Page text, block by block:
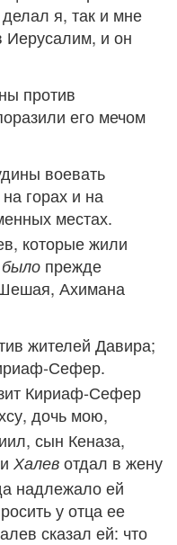
я, так и мне
Иерусалим, и он
против
его мечом
воевать
горах и на
местах.
которые жили
было прежде
Ахимана
жителей Давира;
Кириаф‐Сефер
дочь мою,
сын Кеназа,
Халев отдал в жену
надлежало ей
у отца ее
сказал ей: что